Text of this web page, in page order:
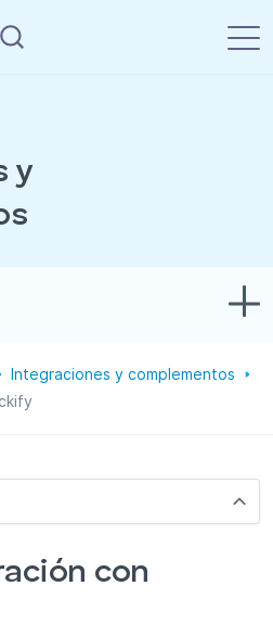
y
Integraciones y complementos
con